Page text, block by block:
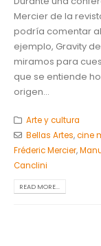
Mercier de la
podría comentar
ejemplo, Gravity
miramos para
que se entiende
origen...
Arte y cultura
Bellas Artes,cine
Fréderic Mercier,
Canclini
READ MORE...